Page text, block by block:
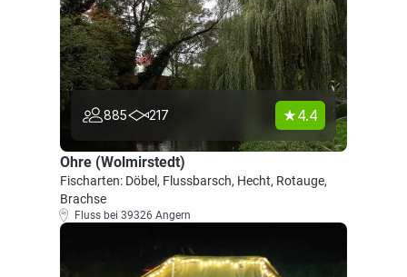
885 217 4.4
Ohre (Wolmirstedt)
Fischarten: Döbel, Flussbarsch, Hecht, Rotauge,
Brachse
Fluss bei 39326 Angern